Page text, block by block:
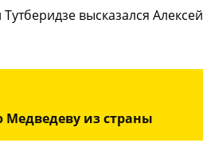
высказался Алексей
из страны